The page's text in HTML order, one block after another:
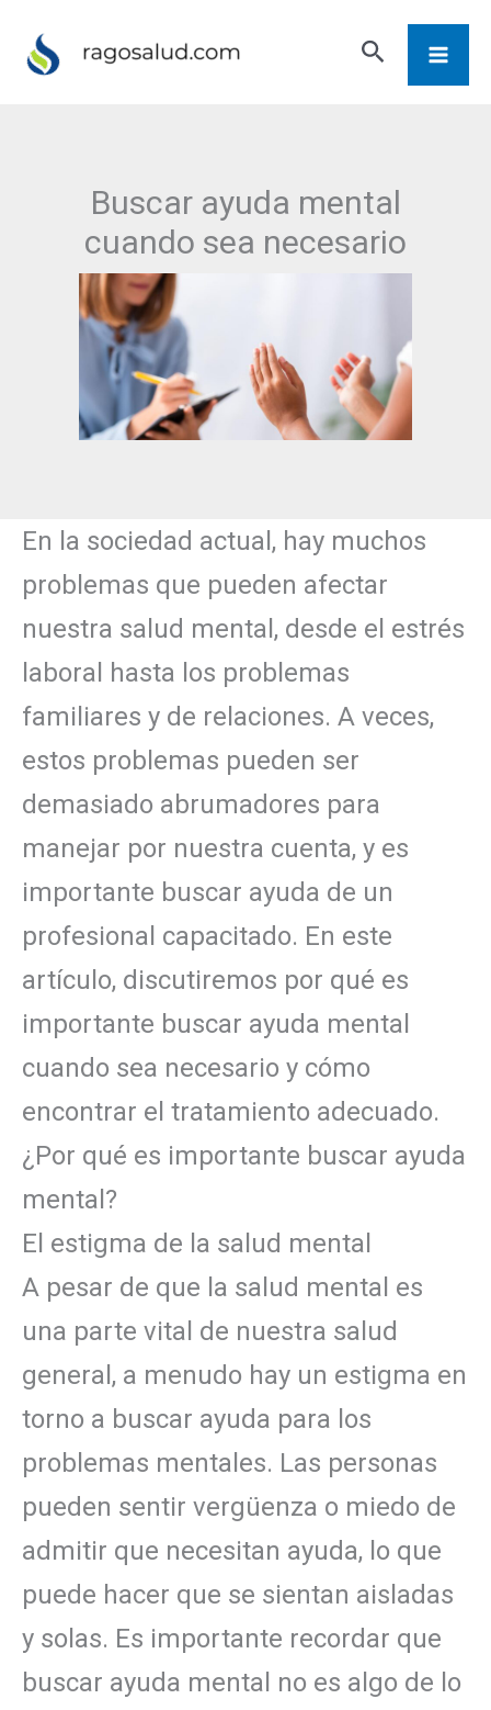
Buscar
Buscar ayuda mental
cuando sea necesario
En la sociedad actual, hay muchos
problemas que pueden afectar
nuestra salud mental, desde el estrés
laboral hasta los problemas
familiares y de relaciones. A veces,
estos problemas pueden ser
demasiado abrumadores para
manejar por nuestra cuenta, y es
importante buscar ayuda de un
profesional capacitado. En este
artículo, discutiremos por qué es
importante buscar ayuda mental
cuando sea necesario y cómo
encontrar el tratamiento adecuado.
¿Por qué es importante buscar ayuda
mental?
El estigma de la salud mental
A pesar de que la salud mental es
una parte vital de nuestra salud
general, a menudo hay un estigma en
torno a buscar ayuda para los
problemas mentales. Las personas
pueden sentir vergüenza o miedo de
admitir que necesitan ayuda, lo que
puede hacer que se sientan aisladas
y solas. Es importante recordar que
buscar ayuda mental no es algo de lo